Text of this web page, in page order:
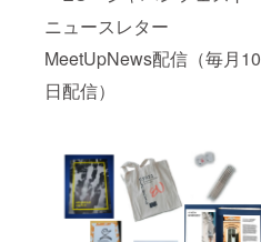
ニュースレター
MeetUpNews配信（毎月10
日配信）